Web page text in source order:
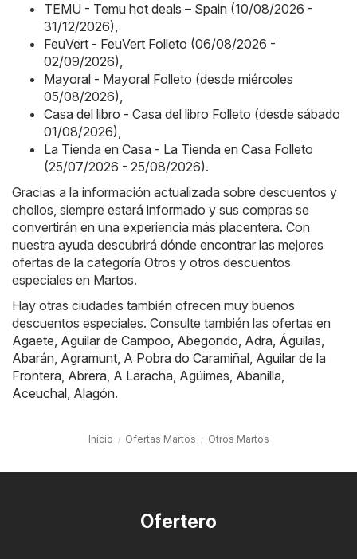
TEMU - Temu hot deals – Spain (10/08/2026 -
31/12/2026),
FeuVert - FeuVert Folleto (06/08/2026 -
02/09/2026),
Mayoral - Mayoral Folleto (desde miércoles
05/08/2026),
Casa del libro - Casa del libro Folleto (desde sábado
01/08/2026),
La Tienda en Casa - La Tienda en Casa Folleto
(25/07/2026 - 25/08/2026).
Gracias a la información actualizada sobre descuentos y
chollos, siempre estará informado y sus compras se
convertirán en una experiencia más placentera. Con
nuestra ayuda descubrirá dónde encontrar las mejores
ofertas de la categoría Otros y otros descuentos
especiales en Martos.
Hay otras ciudades también ofrecen muy buenos
descuentos especiales. Consulte también las ofertas en
Agaete, Aguilar de Campoo, Abegondo, Adra, Águilas,
Abarán, Agramunt, A Pobra do Caramiñal, Aguilar de la
Frontera, Abrera, A Laracha, Agüimes, Abanilla,
Aceuchal, Alagón.
Inicio Ofertas Martos Otros Martos
Ofertero